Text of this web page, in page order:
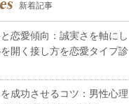
新着記事
恋愛傾向：誠実さを軸にし
開く接し方を恋愛タイプ診
成功させるコツ：男性心理